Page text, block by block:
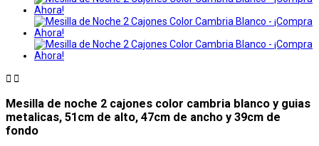
 
Mesilla de noche 2 cajones color cambria blanco y guias
metalicas, 51cm de alto, 47cm de ancho y 39cm de
fondo